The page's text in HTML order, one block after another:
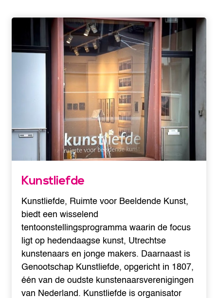
Kunstliefde
Kunstliefde, Ruimte voor Beeldende Kunst,
biedt een wisselend
tentoonstellingsprogramma waarin de focus
ligt op hedendaagse kunst, Utrechtse
kunstenaars en jonge makers. Daarnaast is
Genootschap Kunstliefde, opgericht in 1807,
één van de oudste kunstenaarsverenigingen
van Nederland. Kunstliefde is organisator